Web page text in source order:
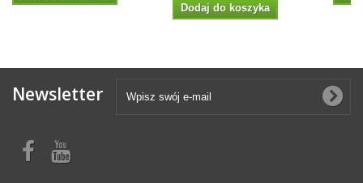
Dodaj do koszyka
Newsletter